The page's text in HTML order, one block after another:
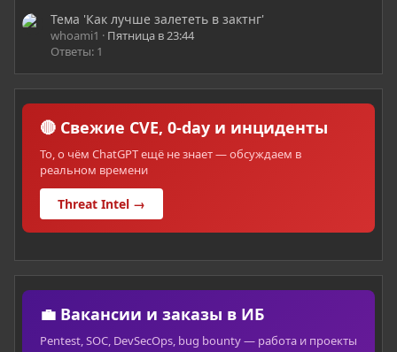
Тема 'Как лучше залететь в зактнг'
whoami1
Пятница в 23:44
Ответы: 1
🔴 Свежие CVE, 0-day и инциденты
То, о чём ChatGPT ещё не знает — обсуждаем в
реальном времени
Threat Intel →
💼 Вакансии и заказы в ИБ
Pentest, SOC, DevSecOps, bug bounty — работа и проекты